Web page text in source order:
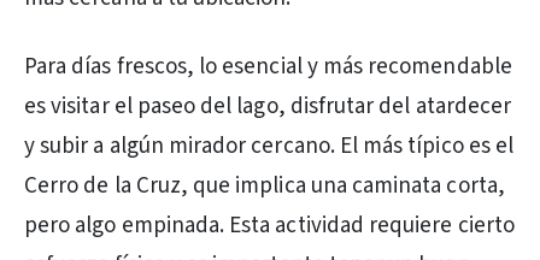
Para días frescos, lo esencial y más recomendable
es visitar el paseo del lago, disfrutar del atardecer
y subir a algún mirador cercano. El más típico es el
Cerro de la Cruz, que implica una caminata corta,
pero algo empinada. Esta actividad requiere cierto